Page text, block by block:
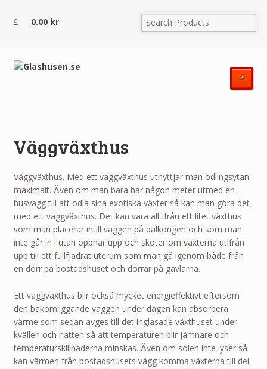
0.00 kr
²
Väggväxthus
Väggväxthus. Med ett väggväxthus utnyttjar man odlingsytan
maximalt. Även om man bara har någon meter utmed en
husvägg till att odla sina exotiska växter så kan man göra det
med ett väggväxthus. Det kan vara alltifrån ett litet växthus
som man placerar intill väggen på balkongen och som man
inte går in i utan öppnar upp och sköter om växterna utifrån
upp till ett fullfjädrat uterum som man gå igenom både från
en dörr på bostadshuset och dörrar på gavlarna.
Ett väggväxthus blir också mycket energieffektivt eftersom
den bakomliggande väggen under dagen kan absorbera
värme som sedan avges till det inglasade växthuset under
kvällen och natten så att temperaturen blir jämnare och
temperaturskillnaderna minskas. Även om solen inte lyser så
kan värmen från bostadshusets vägg komma växterna till del